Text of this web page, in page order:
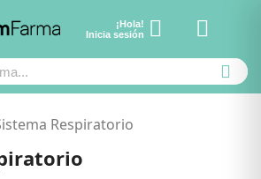
¡Hola!
Inicia sesión
Ver carrito
Respiratorio